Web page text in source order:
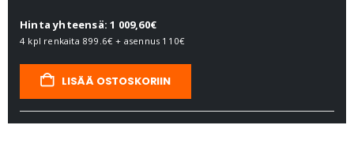
Hinta yhteensä: 1 009,60€
4 kpl renkaita 899.6€ + asennus 110€
LISÄÄ OSTOSKORIIN